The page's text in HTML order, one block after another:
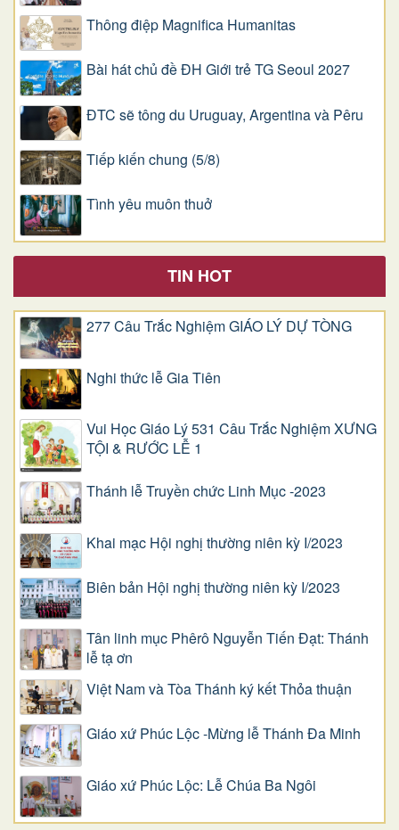
Thông điệp Magnifica Humanitas
Bài hát chủ đề ĐH Giới trẻ TG Seoul 2027
ĐTC sẽ tông du Uruguay, Argentina và Pêru
Tiếp kiến chung (5/8)
Tình yêu muôn thuở
TIN HOT
277 Câu Trắc Nghiệm GIÁO LÝ DỰ TÒNG
Nghi thức lễ Gia Tiên
Vui Học Giáo Lý 531 Câu Trắc Nghiệm XƯNG
TỘI & RƯỚC LỄ 1
Thánh lễ Truyền chức Linh Mục -2023
Khai mạc Hội nghị thường niên kỳ I/2023
Biên bản Hội nghị thường niên kỳ I/2023
Tân linh mục Phêrô Nguyễn Tiến Đạt: Thánh
lễ tạ ơn
Việt Nam và Tòa Thánh ký kết Thỏa thuận
Giáo xứ Phúc Lộc -Mừng lễ Thánh Đa Minh
Giáo xứ Phúc Lộc: Lễ Chúa Ba Ngôi